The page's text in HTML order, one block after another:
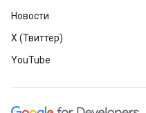
Новости
X (Твиттер)
YouTube